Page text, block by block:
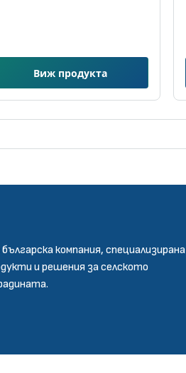
Виж продукта
компания, специализирана
и решения за селското